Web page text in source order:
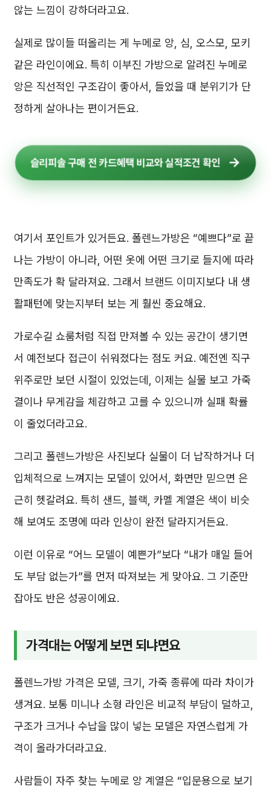
않는 느낌이 강하더라고요.
실제로 많이들 떠올리는 게 누메로 앙, 심, 오스모, 모키
같은 라인이에요. 특히 이부진 가방으로 알려진 누메로
앙은 직선적인 구조감이 좋아서, 들었을 때 분위기가 단
정하게 살아나는 편이거든요.
슬리피솔 구매 전 카드혜택 비교와 실적조건 확인
여기서 포인트가 있거든요. 폴렌느가방은 “예쁘다”로 끝
나는 가방이 아니라, 어떤 옷에 어떤 크기로 들지에 따라
만족도가 확 달라져요. 그래서 브랜드 이미지보다 내 생
활패턴에 맞는지부터 보는 게 훨씬 중요해요.
가로수길 쇼룸처럼 직접 만져볼 수 있는 공간이 생기면
서 예전보다 접근이 쉬워졌다는 점도 커요. 예전엔 직구
위주로만 보던 시절이 있었는데, 이제는 실물 보고 가죽
결이나 무게감을 체감하고 고를 수 있으니까 실패 확률
이 줄었더라고요.
그리고 폴렌느가방은 사진보다 실물이 더 납작하거나 더
입체적으로 느껴지는 모델이 있어서, 화면만 믿으면 은
근히 헷갈려요. 특히 샌드, 블랙, 카멜 계열은 색이 비슷
해 보여도 조명에 따라 인상이 완전 달라지거든요.
이런 이유로 “어느 모델이 예쁜가”보다 “내가 매일 들어
도 부담 없는가”를 먼저 따져보는 게 맞아요. 그 기준만
잡아도 반은 성공이에요.
가격대는 어떻게 보면 되냐면요
폴렌느가방 가격은 모델, 크기, 가죽 종류에 따라 차이가
생겨요. 보통 미니나 소형 라인은 비교적 부담이 덜하고,
구조가 크거나 수납을 많이 넣는 모델은 자연스럽게 가
격이 올라가더라고요.
사람들이 자주 찾는 누메로 앙 계열은 “입문용으로 보기